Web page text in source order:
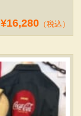
¥16,280（税込）